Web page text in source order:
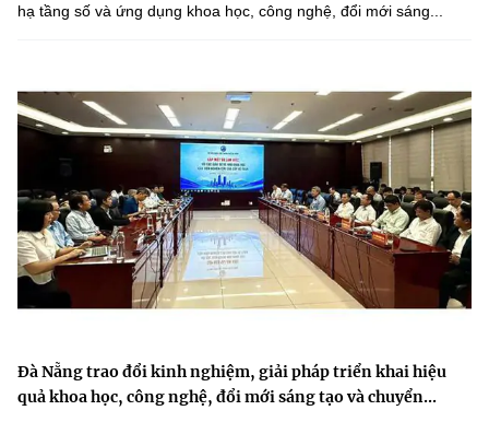
hạ tầng số và ứng dụng khoa học, công nghệ, đổi mới sáng...
Đà Nẵng trao đổi kinh nghiệm, giải pháp triển khai hiệu
quả khoa học, công nghệ, đổi mới sáng tạo và chuyển...